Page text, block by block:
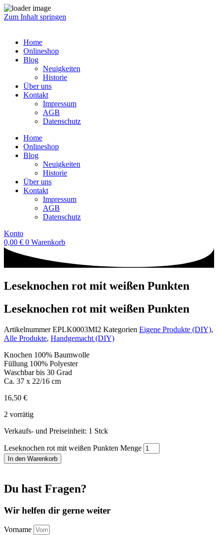
Zum Inhalt springen
Home
Onlineshop
Blog
Neuigkeiten
Historie
Über uns
Kontakt
Impressum
AGB
Datenschutz
Home
Onlineshop
Blog
Neuigkeiten
Historie
Über uns
Kontakt
Impressum
AGB
Datenschutz
Konto
0,00 € 0 Warenkorb
Leseknochen rot mit weißen Punkten
Leseknochen rot mit weißen Punkten
ArtikelnummerEPLK0003MI2 Kategorien Eigene Produkte (DIY),
Alle Produkte, Handgemacht (DIY)
Knochen 100% Baumwolle
Füllung 100% Polyester
Waschbar bis 30 Grad
Ca. 37 x 22/16 cm
16,50 €
2 vorrätig
Verkaufs- und Preiseinheit: 1 Stck
Leseknochen rot mit weißen Punkten Menge
In den Warenkorb
Du hast Fragen?
Wir helfen dir gerne weiter
Vorname